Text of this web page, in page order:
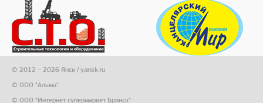
© 2012 – 2026 Янск / yansk.ru
© ООО "Альма"
© ООО "Интернет супермаркет Брянск"